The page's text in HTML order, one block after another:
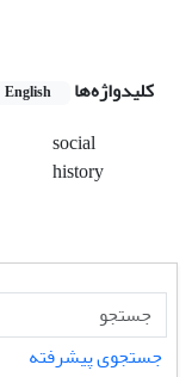
کلیدواژه‌ها English
social
history
جستجوی پیشرفته